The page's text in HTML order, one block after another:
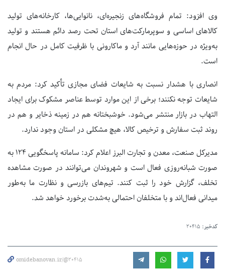
وی افزود: تمام فروشگاه‌های زنجیره‌ای، نانوایی‌ها، کارخانه‌های تولید
کالاهای اساسی و سوپرمارکت‌های استان تحت رصد دائم هستند و تولید
به‌ویژه در حوزه‌هایی مانند آرد و ماکارونی با ظرفیت کامل در حال انجام
است.
انصاری با هشدار نسبت به شایعات فضای مجازی تأکید کرد: مردم به
شایعات توجه نکنند؛ برخی از این موارد توسط عناصر مشکوک برای ایجاد
التهاب در بازار منتشر می‌شود. خوشبختانه هم در زمینه ذخایر و هم در
روند ثبت سفارش و ترخیص کالا، هیچ مشکلی در استان وجود ندارد.
مدیرکل صنعت، معدن و تجارت البرز اعلام کرد: سامانه پاسخگویی۱۲۴به
صورت شبانه‌روزی فعال است و شهروندان می‌توانند در صورت مشاهده
تخلف، گزارش خود را ثبت کنند. تیم‌های بازرسی و نظارت ما به‌طور
میدانی فعال‌اند و با متخلفان احتمالی به‌شدت برخورد خواهد شد.
کدخبر: 20415
omidebanovan.ir/@20415